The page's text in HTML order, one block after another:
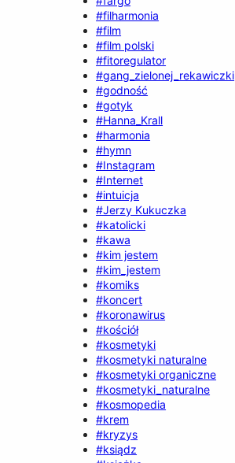
#filharmonia
#film
#film polski
#fitoregulator
#gang_zielonej_rekawiczki
#godność
#gotyk
#Hanna_Krall
#harmonia
#hymn
#Instagram
#Internet
#intuicja
#Jerzy Kukuczka
#katolicki
#kawa
#kim jestem
#kim_jestem
#komiks
#koncert
#koronawirus
#kościół
#kosmetyki
#kosmetyki naturalne
#kosmetyki organiczne
#kosmetyki_naturalne
#kosmopedia
#krem
#kryzys
#ksiądz